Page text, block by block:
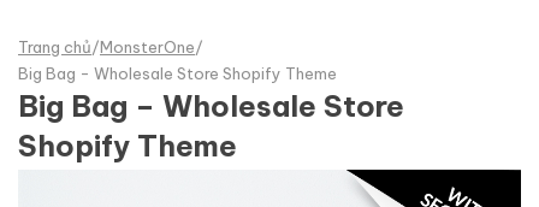
Trang chủ/MonsterOne/
Big Bag - Wholesale Store Shopify Theme
Big Bag – Wholesale Store
Shopify Theme